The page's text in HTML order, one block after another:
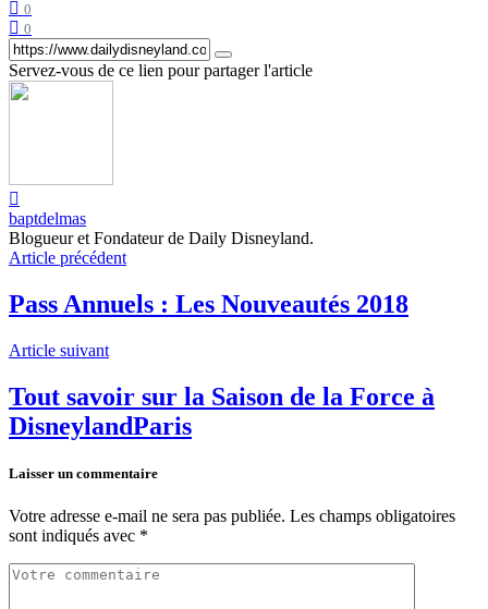
0
0
Servez-vous de ce lien pour partager l'article
baptdelmas
Blogueur et Fondateur de Daily Disneyland.
Article précédent
Pass Annuels : Les Nouveautés 2018
Article suivant
Tout savoir sur la Saison de la Force à
DisneylandParis
Laisser un commentaire
Votre adresse e-mail ne sera pas publiée. Les champs obligatoires
sont indiqués avec *